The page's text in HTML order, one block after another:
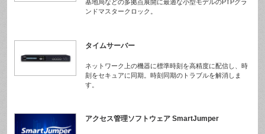
基地局などの多拠点展開に最適な小型モデルのPTPグラ
ンドマスタークロック。
タイムサーバー
ネットワーク上の機器に標準時刻を高精度に配信し、時
刻をセキュアに同期。時刻同期のトラブルを解消しま
す。
アクセス管理ソフトウェア SmartJumper